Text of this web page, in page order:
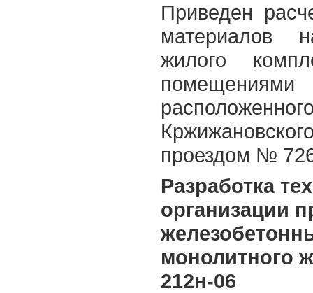
Приведен
материалов
жилого
проездом №
Разработка
организации
монолитного
212н-06